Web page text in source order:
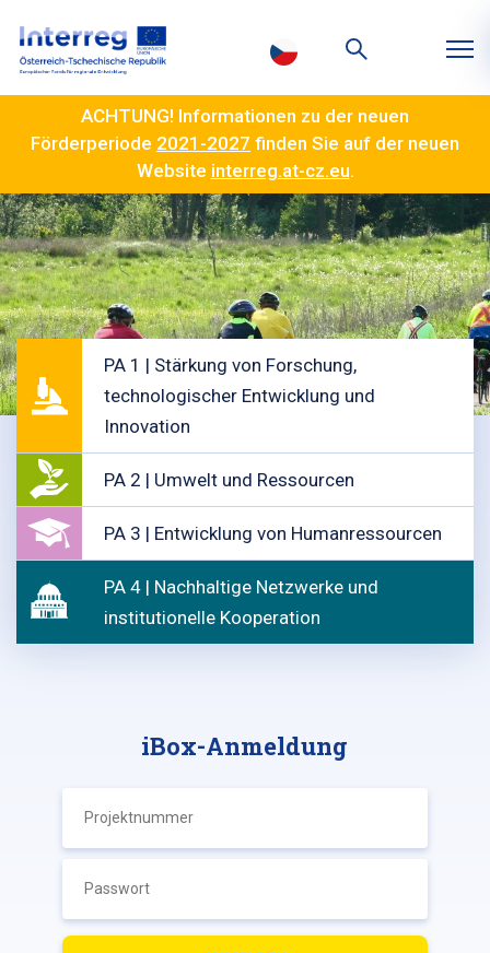
ACHTUNG! Informationen zu der neuen
Förderperiode 2021-2027 finden Sie auf der neuen
Website interreg.at-cz.eu.
PA 1 | Stärkung von Forschung,
technologischer Entwicklung und
Innovation
PA 2 | Umwelt und Ressourcen
PA 3 | Entwicklung von Humanressourcen
PA 4 | Nachhaltige Netzwerke und
institutionelle Kooperation
iBox-Anmeldung